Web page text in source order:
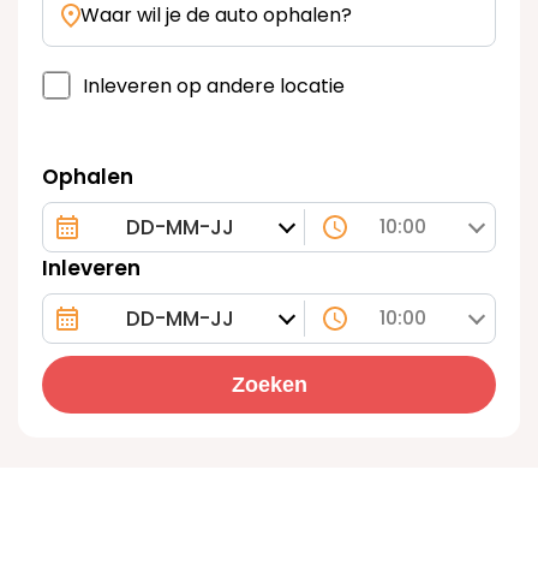
Ophalen
10:00
Inleveren
10:00
Zoeken
Waar wil je de auto ophalen?
Inleveren op andere locatie